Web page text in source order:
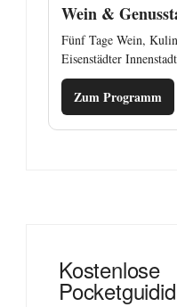
Wein &
Fünf Tage Wein,
Eisenstädter
Zum Programm
Kostenlose